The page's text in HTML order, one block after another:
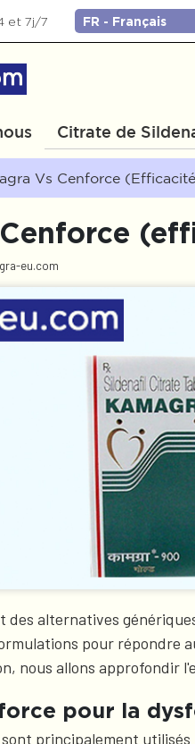
et 7j/7
Citrate de
Vs Cenforce
eu.com
des alternatives
pour répondre
nous allons approfondir
pour la
principalement